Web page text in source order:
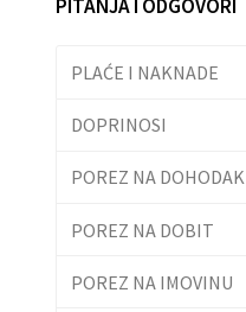
PITANJA I ODGOVORI
PLAĆE I NAKNADE
DOPRINOSI
POREZ NA DOHODAK
POREZ NA DOBIT
POREZ NA IMOVINU